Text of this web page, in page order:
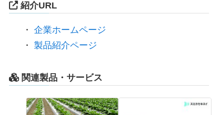
紹介URL
・ 企業ホームページ
・ 製品紹介ページ
関連製品・サービス